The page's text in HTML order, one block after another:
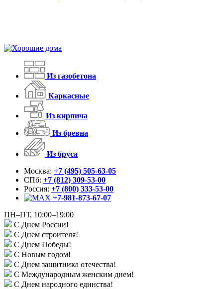
Из газобетона
Каркасные
Из кирпича
Из бревна
Из бруса
Москва: +7 (495) 505-63-05
СПб: +7 (812) 309-53-00
Россия: +7 (800) 333-53-00
+7-981-873-67-07
ПН–ПТ, 10:00–19:00
С Днем России!
С Днем строителя!
С Днем Победы!
С Новым годом!
С Днем защитника отечества!
С Международным женским днем!
С Днем народного единства!